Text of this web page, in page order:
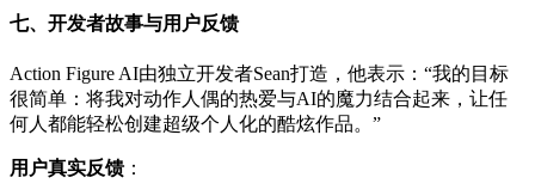
七、开发者故事与用户反馈
Action Figure AI由独立开发者Sean打造，他表示：“我的目标
很简单：将我对动作人偶的热爱与AI的魔力结合起来，让任
何人都能轻松创建超级个人化的酷炫作品。”
用户真实反馈 ：